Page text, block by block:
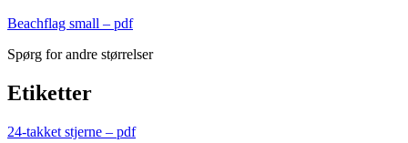
Beachflag small – pdf
Spørg for andre størrelser
Etiketter
24-takket stjerne – pdf